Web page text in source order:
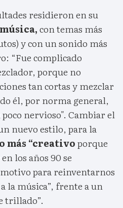
residieron en su
con temas más
y con un sonido más
“Fue complicado
porque no
tan cortas y mezclar
él, por norma general,
nervioso". Cambiar el
nuevo estilo, para la
más “creativoporque
los años 90 se
motivo para reinventarnos
la música”, frente a un
trillado”.